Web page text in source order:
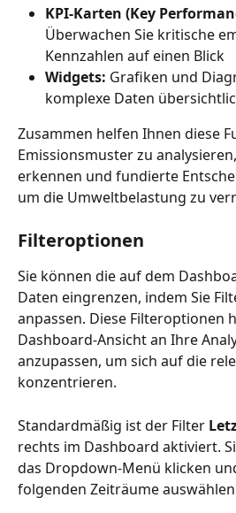
KPI-Karten (Key
Überwachen Sie kritische
Kennzahlen auf einen Blick
Widgets: Grafiken und
komplexe Daten
Zusammen helfen Ihnen diese
Emissionsmuster zu
erkennen und fundierte
um die Umweltbelastung zu
Filteroptionen
Sie können die auf dem
Daten eingrenzen, indem Sie
anpassen. Diese Filteroptionen
Dashboard-Ansicht an Ihre
anzupassen, um sich auf die
konzentrieren.
Standardmäßig ist der Filter
rechts im Dashboard aktiviert.
das Dropdown-Menü klicken
folgenden Zeiträume